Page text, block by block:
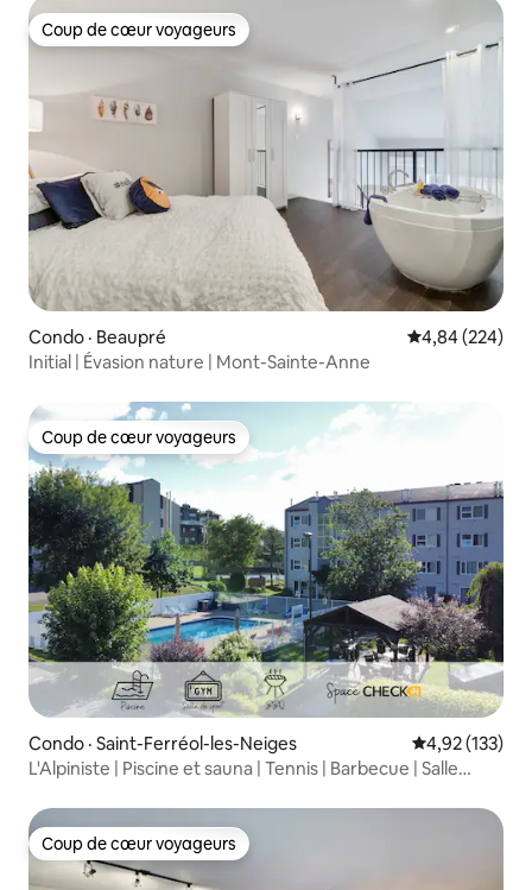
Coup de cœur voyageurs
Coup de cœur voyageurs
Condo · Beaupré Note
4,84 (224)
Initial | Évasion nature | Mont-Sainte-Anne
Coup de cœur voyageurs
Coup de cœur voyageurs
Condo · Saint-Ferréol-les-Neiges Note
4,92 (133)
L'Alpiniste | Piscine et sauna | Tennis | Barbecue | Salle
Coup de cœur voyageurs
Coup de cœur voyageurs